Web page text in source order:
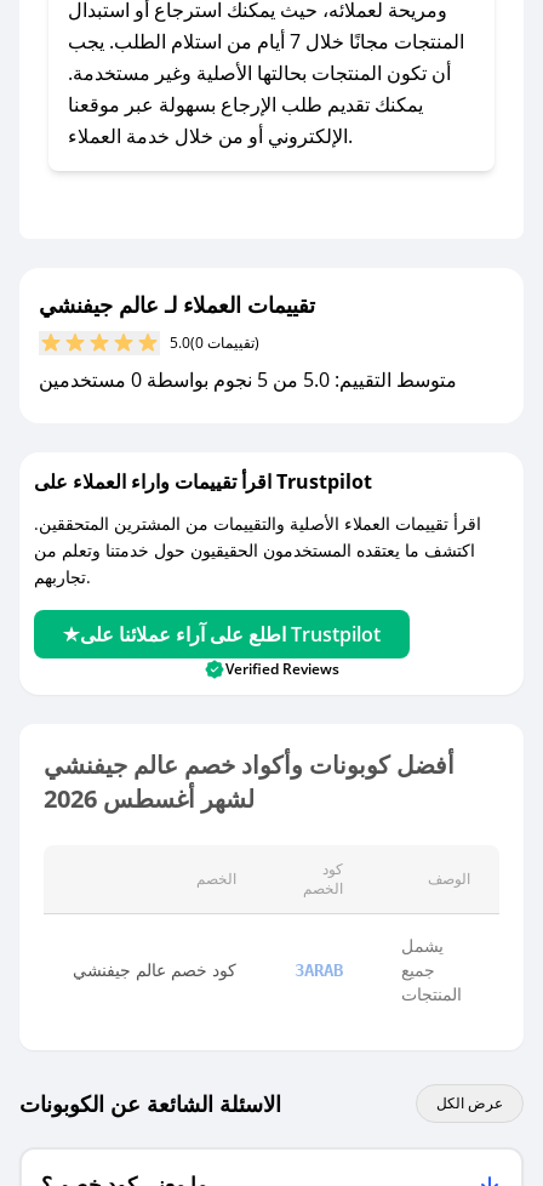
عالم جيفنشي؟
للحصول على كوبونات وخصومات حصرية، قم بما
يلي:
- اضغط على أيقونة متابعة لمتجر عالم جيفنشي في
مع صحصح، تسوق بذكاء ووفّر على كل مشترياتك مع
كوبونات خصم حصرية من عالم جيفنشي!
ومريحة لعملائه، حيث يمكنك استرجاع أو استبدال
المنتجات مجانًا خلال 7 أيام من استلام الطلب. يجب
أن تكون المنتجات بحالتها الأصلية وغير مستخدمة.
يمكنك تقديم طلب الإرجاع بسهولة عبر موقعنا
الإلكتروني أو من خلال خدمة العملاء.
تقييمات العملاء لـ عالم جيفنشي
5.0 (0 تقييمات)
متوسط التقييم: 5.0 من 5 نجوم بواسطة 0 مستخدمين
اقرأ تقييمات واراء العملاء على Trustpilot
اقرأ تقييمات العملاء الأصلية والتقييمات من المشترين المتحققين.
اكتشف ما يعتقده المستخدمون الحقيقيون حول خدمتنا وتعلم من
تجاربهم.
اطلع على آراء عملائنا على Trustpilot
Verified Reviews
أفضل كوبونات وأكواد خصم عالم جيفنشي
لشهر أغسطس 2026
الخصم
كود
الخصم
الوصف
كود خصم عالم جيفنشي 3ARAB
يشمل
جميع
المنتجات
الاسئلة الشائعة عن الكوبونات عرض الكل